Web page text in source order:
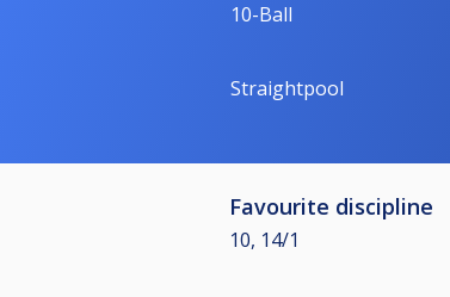
10-Ball
Straightpool
Favourite discipline
10, 14/1